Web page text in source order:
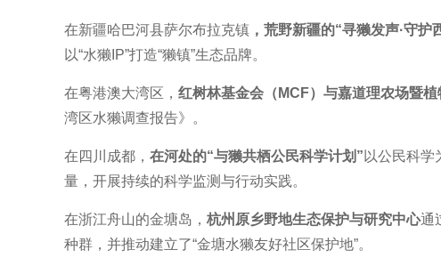
在新疆哈巴河县萨尔布拉克镇 ，荒野新疆的“寻獭发声·守护
以“水獭IP”打造“獭镇”生态品牌。
在粤港澳大湾区， 红树林基金会（MCF）与嘉道理农场暨植
湾区水獭调查报告》。
在四川成都， 在河处的“与獭共栖公民科学计划” 以公民科学
量，开展持续的科学监测与行动实践。
在浙江舟山的金塘岛 ， 杭州原乡野地生态保护与研究中心通
种群，并推动建立了“金塘水獭友好社区保护地”。